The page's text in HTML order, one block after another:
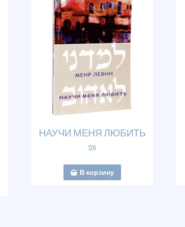
НАУЧИ МЕНЯ ЛЮБИТЬ
$6
В корзину